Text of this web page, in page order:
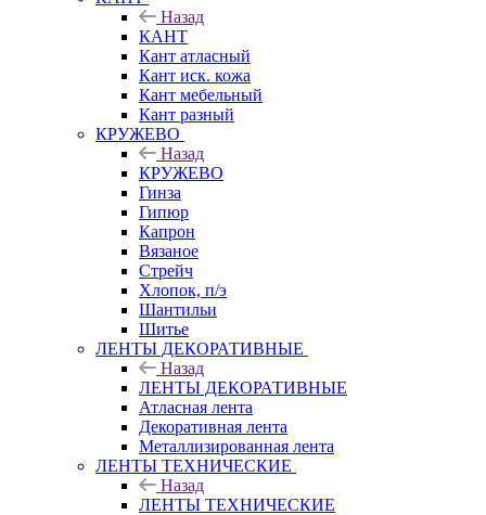
Назад
КАНТ
Кант атласный
Кант иск. кожа
Кант мебельный
Кант разный
КРУЖЕВО
Назад
КРУЖЕВО
Гинза
Гипюр
Капрон
Вязаное
Стрейч
Хлопок, п/э
Шантильи
Шитье
ЛЕНТЫ ДЕКОРАТИВНЫЕ
Назад
ЛЕНТЫ ДЕКОРАТИВНЫЕ
Атласная лента
Декоративная лента
Металлизированная лента
ЛЕНТЫ ТЕХНИЧЕСКИЕ
Назад
ЛЕНТЫ ТЕХНИЧЕСКИЕ